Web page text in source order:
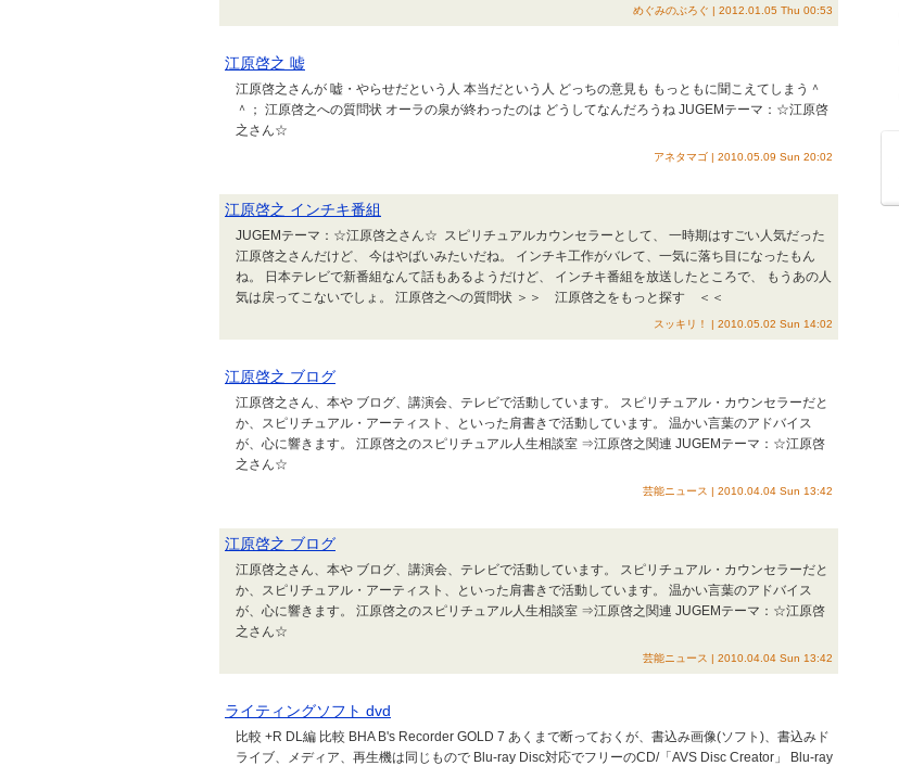
めぐみのぶろぐ | 2012.01.05 Thu 00:53
江原啓之 嘘
江原啓之さんが 嘘・やらせだという人 本当だという人 どっちの意見も もっともに聞こえてしまう＾
＾； 江原啓之への質問状 オーラの泉が終わったのは どうしてなんだろうね JUGEMテーマ：☆江原啓
之さん☆
アネタマゴ | 2010.05.09 Sun 20:02
江原啓之 インチキ番組
JUGEMテーマ：☆江原啓之さん☆ スピリチュアルカウンセラーとして、 一時期はすごい人気だった
江原啓之さんだけど、 今はやばいみたいだね。 インチキ工作がバレて、一気に落ち目になったもん
ね。 日本テレビで新番組なんて話もあるようだけど、 インチキ番組を放送したところで、 もうあの人
気は戻ってこないでしょ。 江原啓之への質問状 ＞＞ 江原啓之をもっと探す ＜＜
スッキリ！ | 2010.05.02 Sun 14:02
江原啓之 ブログ
江原啓之さん、本や ブログ、講演会、テレビで活動しています。 スピリチュアル・カウンセラーだと
か、スピリチュアル・アーティスト、といった肩書きで活動しています。 温かい言葉のアドバイス
が、心に響きます。 江原啓之のスピリチュアル人生相談室 ⇒江原啓之関連 JUGEMテーマ：☆江原啓
之さん☆
芸能ニュース | 2010.04.04 Sun 13:42
江原啓之 ブログ
江原啓之さん、本や ブログ、講演会、テレビで活動しています。 スピリチュアル・カウンセラーだと
か、スピリチュアル・アーティスト、といった肩書きで活動しています。 温かい言葉のアドバイス
が、心に響きます。 江原啓之のスピリチュアル人生相談室 ⇒江原啓之関連 JUGEMテーマ：☆江原啓
之さん☆
芸能ニュース | 2010.04.04 Sun 13:42
ライティングソフト dvd
比較 +R DL編 比較 BHA B's Recorder GOLD 7 あくまで断っておくが、書込み画像(ソフト)、書込みド
ライブ、メディア、再生機は同じもので Blu-ray Disc対応でフリーのCD/「AVS Disc Creator」 Blu-ray